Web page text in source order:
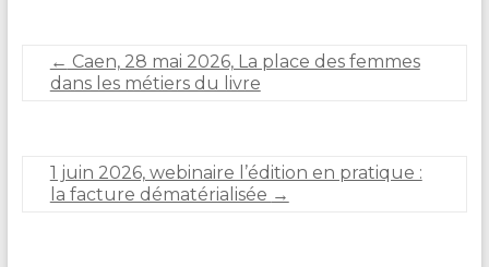
← Caen, 28 mai 2026, La place des femmes
dans les métiers du livre
1 juin 2026, webinaire l’édition en pratique :
la facture dématérialisée →